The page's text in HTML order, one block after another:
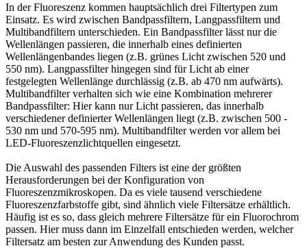
In der Fluoreszenz kommen hauptsächlich drei Filtertypen zum
Einsatz. Es wird zwischen Bandpassfiltern, Langpassfiltern und
Multibandfiltern unterschieden. Ein Bandpassfilter lässt nur die
Wellenlängen passieren, die innerhalb eines definierten
Wellenlängenbandes liegen (z.B. grünes Licht zwischen 520 und
550 nm). Langpassfilter hingegen sind für Licht ab einer
festgelegten Wellenlänge durchlässig (z.B. ab 470 nm aufwärts).
Multibandfilter verhalten sich wie eine Kombination mehrerer
Bandpassfilter: Hier kann nur Licht passieren, das innerhalb
verschiedener definierter Wellenlängen liegt (z.B. zwischen 500 -
530 nm und 570-595 nm). Multibandfilter werden vor allem bei
LED-Fluoreszenzlichtquellen eingesetzt.
Die Auswahl des passenden Filters ist eine der größten
Herausforderungen bei der Konfiguration von
Fluoreszenzmikroskopen. Da es viele tausend verschiedene
Fluoreszenzfarbstoffe gibt, sind ähnlich viele Filtersätze erhältlich.
Häufig ist es so, dass gleich mehrere Filtersätze für ein Fluorochrom
passen. Hier muss dann im Einzelfall entschieden werden, welcher
Filtersatz am besten zur Anwendung des Kunden passt.